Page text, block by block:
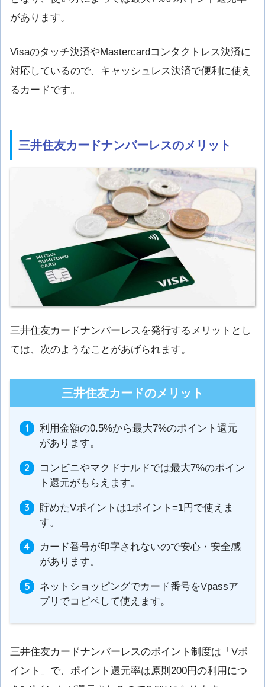
があります。
Visaのタッチ決済やMastercardコンタクトレス決済に
対応しているので、キャッシュレス決済で便利に使え
るカードです。
三井住友カードナンバーレスのメリット
三井住友カードナンバーレスを発行するメリットとし
ては、次のようなことがあげられます。
三井住友カードのメリット
利用金額の0.5%から最大7%のポイント還元
があります。
コンビニやマクドナルドでは最大7%のポイン
ト還元がもらえます。
貯めたVポイントは1ポイント=1円で使えま
す。
カード番号が印字されないので安心・安全感
があります。
ネットショッピングでカード番号をVpassア
プリでコピペして使えます。
三井住友カードナンバーレスのポイント制度は「Vポ
イント」で、ポイント還元率は原則200円の利用につ